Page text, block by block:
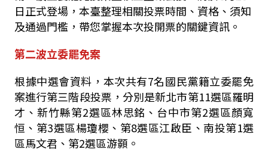
日正式登場，本臺整理相關投票時間、資格、須知
及通過門檻，帶您掌握本次投開票的關鍵資訊。
第二波立委罷免案
根據中選會資料，本次共有7名國民黨籍立委罷免
案進行第三階段投票，分別是新北市第11選區羅明
才、新竹縣第2選區林思銘、台中市第2選區顏寬
恒、第3選區楊瓊櫻、第8選區江啟臣、南投第1選
區馬文君、第2選區游顥。